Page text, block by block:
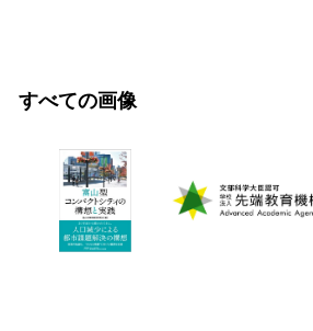
すべての画像